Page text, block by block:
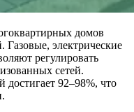
домов
электрические
регулировать
сетей.
92–98%, что